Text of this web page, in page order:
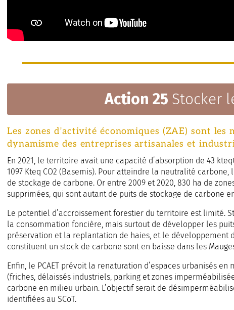
Action 25 Stocker
Les zones d’activité économiques (ZAE) sont les
dynamisme des entreprises artisanales et
En 2021, le territoire avait une capacité d’absorption de 43
1097 Kteq CO2 (Basemis). Pour atteindre la neutralité
de stockage de carbone. Or entre 2009 et 2020, 830 ha de
supprimées, qui sont autant de puits de stockage de carbone
Le potentiel d’accroissement forestier du territoire est limité.
la consommation foncière, mais surtout de développer les
préservation et la replantation de haies, et le développement
constituent un stock de carbone sont en baisse dans les
Enfin, le PCAET prévoit la renaturation d’espaces urbanisés
(friches, délaissés industriels, parking et zones
carbone en milieu urbain. L’objectif serait de
identifiées au SCoT.